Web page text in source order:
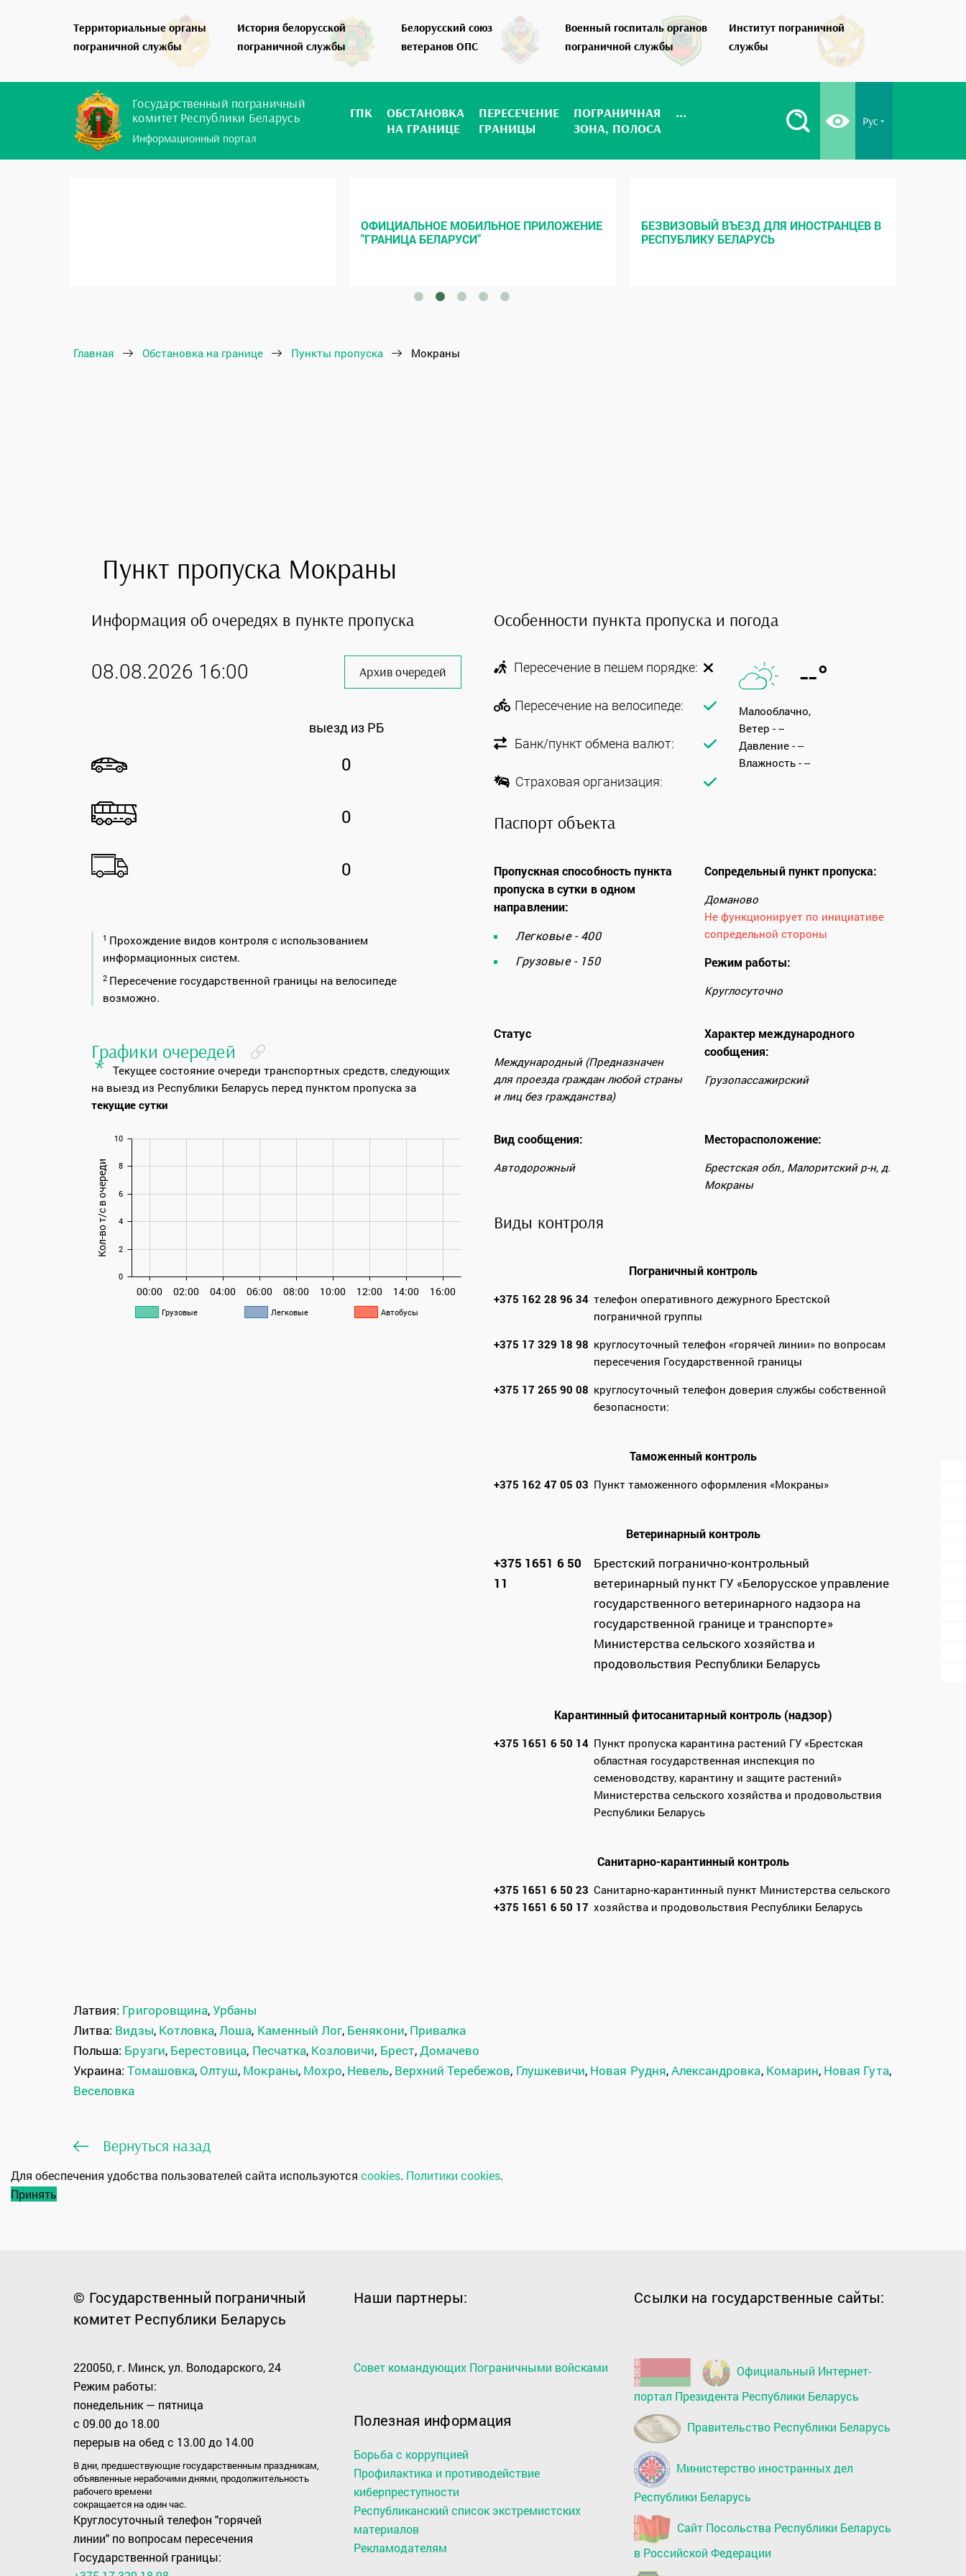
Территориальные органы
пограничной службы
История белорусской
пограничной службы
Белорусский союз
ветеранов ОПС
Военный госпиталь органов
пограничной службы
Институт пограничной
службы
Государственный пограничный
комитет Республики Беларусь
Информационный портал
ГПК
ОБСТАНОВКА
НА ГРАНИЦЕ
ПЕРЕСЕЧЕНИЕ
ГРАНИЦЫ
ПОГРАНИЧНАЯ
ЗОНА, ПОЛОСА
... Рус
ОФИЦИАЛЬНОЕ МОБИЛЬНОЕ ПРИЛОЖЕНИЕ
"ГРАНИЦА БЕЛАРУСИ"
БЕЗВИЗОВЫЙ ВЪЕЗД ДЛЯ ИНОСТРАНЦЕВ В
РЕСПУБЛИКУ БЕЛАРУСЬ
Главная Обстановка на границе Пункты пропуска Мокраны
Пункт пропуска Мокраны
Информация об очередях в пункте пропуска
08.08.2026 16:00 Архив очередей
выезд из РБ
0
0
0
1 Прохождение видов контроля с использованием
информационных систем.
2 Пересечение государственной границы на велосипеде
возможно.
Графики очередей
* Текущее состояние очереди транспортных средств, следующих
на выезд из Республики Беларусь перед пунктом пропуска за
текущие сутки
00:00 02:00 04:00 06:00 08:00 10:00 12:00 14:00 16:00
0
2
4
6
8
10
Кол-во т/с в очереди
Грузовые Легковые Автобусы
Особенности пункта пропуска и погода
Пересечение в пешем порядке:
Пересечение на велосипеде:
Банк/пункт обмена валют:
Страховая организация:
--°
Малооблачно,
Ветер - --
Давление - --
Влажность - --
Паспорт объекта
Пропускная способность пункта
пропуска в сутки в одном
направлении:
Легковые - 400
Грузовые - 150
Сопредельный пункт пропуска:
Доманово
Не функционирует по инициативе
сопредельной стороны
Режим работы:
Круглосуточно
Статус
Международный (Предназначен
для проезда граждан любой страны
и лиц без гражданства)
Характер международного
сообщения:
Грузопассажирский
Вид сообщения:
Автодорожный
Месторасположение:
Брестская обл., Малоритский р-н, д.
Мокраны
Виды контроля
Пограничный контроль
+375 162 28 96 34 телефон оперативного дежурного Брестской
пограничной группы
+375 17 329 18 98 круглосуточный телефон «горячей линии» по вопросам
пересечения Государственной границы
+375 17 265 90 08 круглосуточный телефон доверия службы собственной
безопасности:
Таможенный контроль
+375 162 47 05 03 Пункт таможенного оформления «Мокраны»
Ветеринарный контроль
+375 1651 6 50
11
Брестский погранично-контрольный
ветеринарный пункт ГУ «Белорусское управление
государственного ветеринарного надзора на
государственной границе и транспорте»
Министерства сельского хозяйства и
продовольствия Республики Беларусь
Карантинный фитосанитарный контроль (надзор)
+375 1651 6 50 14 Пункт пропуска карантина растений ГУ «Брестская
областная государственная инспекция по
семеноводству, карантину и защите растений»
Министерства сельского хозяйства и продовольствия
Республики Беларусь
Санитарно-карантинный контроль
+375 1651 6 50 23
+375 1651 6 50 17
Санитарно-карантинный пункт Министерства сельского
хозяйства и продовольствия Республики Беларусь
Латвия: Григоровщина,Урбаны
Литва: Видзы, Котловка,Лоша, Каменный Лог, Бенякони, Привалка
Польша: Брузги, Берестовица, Песчатка, Козловичи, Брест,Домачево
Украина:Томашовка, Олтуш, Мокраны, Мохро, Невель, Верхний Теребежов, Глушкевичи, Новая Рудня,Александровка, Комарин, Новая Гута,
Веселовка
Вернуться назад
Для обеспечения удобства пользователей сайта используются cookies. Политики cookies.
Принять
© Государственный пограничный
комитет Республики Беларусь
220050, г. Минск, ул. Володарского, 24
Режим работы:
понедельник — пятница
с 09.00 до 18.00
перерыв на обед с 13.00 до 14.00
В дни, предшествующие государственным праздникам,
объявленные нерабочими днями, продолжительность
рабочего времени
сокращается на один час.
Круглосуточный телефон "горячей
линии" по вопросам пересечения
Государственной границы:
Наши партнеры:
Совет командующих Пограничными войсками
Полезная информация
Борьба с коррупцией
Профилактика и противодействие
киберпреступности
Республиканский список экстремистских
материалов
Рекламодателям
Ссылки на государственные сайты:
Официальный Интернет-
портал Президента Республики Беларусь
Правительство Республики Беларусь
Министерство иностранных дел
Республики Беларусь
Сайт Посольства Республики Беларусь
в Российской Федерации